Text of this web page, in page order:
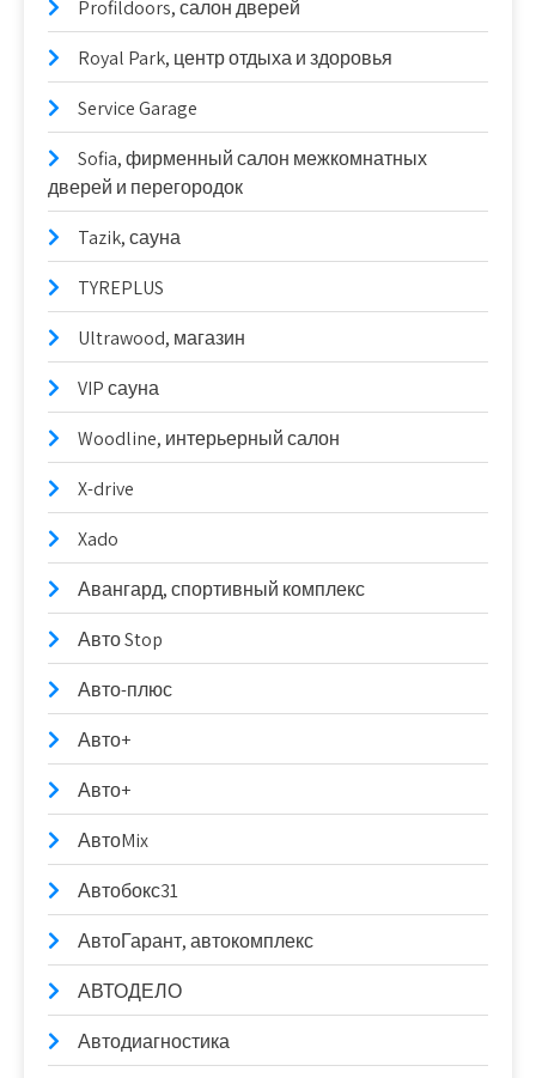
Profildoors, салон дверей
Royal Park, центр отдыха и здоровья
Service Garage
Sofia, фирменный салон межкомнатных
дверей и перегородок
Tazik, сауна
TYREPLUS
Ultrawood, магазин
VIP сауна
Woodline, интерьерный салон
X-drive
Xado
Авангард, спортивный комплекс
Авто Stop
Авто-плюс
Авто+
Авто+
АвтоMix
Автобокс31
АвтоГарант, автокомплекс
АВТОДЕЛО
Автодиагностика